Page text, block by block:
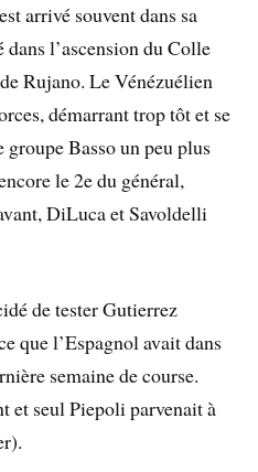
arrivé souvent dans sa
l’ascension du Colle
Rujano. Le Vénézuélien
démarrant trop tôt et se
Basso un peu plus
le 2e du général,
DiLuca et Savoldelli
de tester Gutierrez
que l’Espagnol avait dans
semaine de course.
et seul Piepoli parvenait à